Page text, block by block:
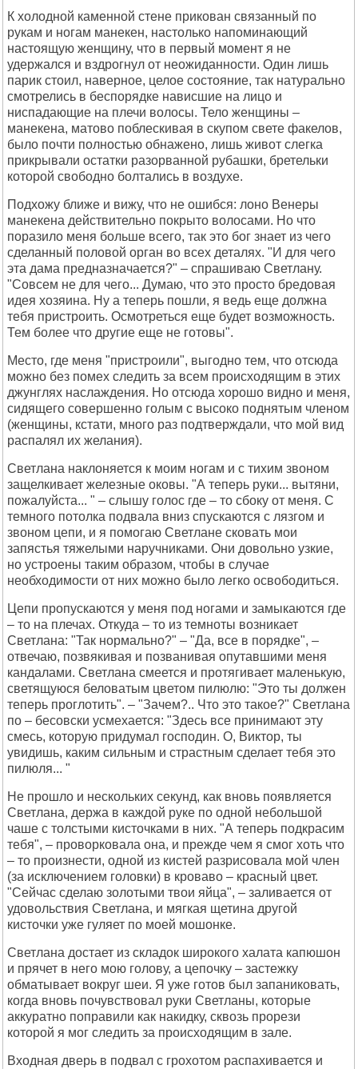
К холодной каменной стене прикован связанный по
рукам и ногам манекен, настолько напоминающий
настоящую женщину, что в первый момент я не
удержался и вздрогнул от неожиданности. Один лишь
парик стоил, наверное, целое состояние, так натурально
смотрелись в беспорядке нависшие на лицо и
ниспадающие на плечи волосы. Тело женщины –
манекена, матово поблескивая в скупом свете факелов,
было почти полностью обнажено, лишь живот слегка
прикрывали остатки разорванной рубашки, бретельки
которой свободно болтались в воздухе.
Подхожу ближе и вижу, что не ошибся: лоно Венеры
манекена действительно покрыто волосами. Но что
поразило меня больше всего, так это бог знает из чего
сделанный половой орган во всех деталях. "И для чего
эта дама предназначается?" – спрашиваю Светлану.
"Совсем не для чего... Думаю, что это просто бредовая
идея хозяина. Ну а теперь пошли, я ведь еще должна
тебя пристроить. Осмотреться еще будет возможность.
Тем более что другие еще не готовы".
Место, где меня "пристроили", выгодно тем, что отсюда
можно без помех следить за всем происходящим в этих
джунглях наслаждения. Но отсюда хорошо видно и меня,
сидящего совершенно голым с высоко поднятым членом
(женщины, кстати, много раз подтверждали, что мой вид
распалял их желания).
Светлана наклоняется к моим ногам и с тихим звоном
защелкивает железные оковы. "А теперь руки... вытяни,
пожалуйста... " – слышу голос где – то сбоку от меня. С
темного потолка подвала вниз спускаются с лязгом и
звоном цепи, и я помогаю Светлане сковать мои
запястья тяжелыми наручниками. Они довольно узкие,
но устроены таким образом, чтобы в случае
необходимости от них можно было легко освободиться.
Цепи пропускаются у меня под ногами и замыкаются где
– то на плечах. Откуда – то из темноты возникает
Светлана: "Так нормально?" – "Да, все в порядке", –
отвечаю, позвякивая и позванивая опутавшими меня
кандалами. Светлана смеется и протягивает маленькую,
светящуюся беловатым цветом пилюлю: "Это ты должен
теперь проглотить". – "Зачем?.. Что это такое?" Светлана
по – бесовски усмехается: "Здесь все принимают эту
смесь, которую придумал господин. О, Виктор, ты
увидишь, каким сильным и страстным сделает тебя это
пилюля... "
Не прошло и нескольких секунд, как вновь появляется
Светлана, держа в каждой руке по одной небольшой
чаше с толстыми кисточками в них. "А теперь подкрасим
тебя", – проворковала она, и прежде чем я смог хоть что
– то произнести, одной из кистей разрисовала мой член
(за исключением головки) в кроваво – красный цвет.
"Сейчас сделаю золотыми твои яйца", – заливается от
удовольствия Светлана, и мягкая щетина другой
кисточки уже гуляет по моей мошонке.
Светлана достает из складок широкого халата капюшон
и прячет в него мою голову, а цепочку – застежку
обматывает вокруг шеи. Я уже готов был запаниковать,
когда вновь почувствовал руки Светланы, которые
аккуратно поправили как накидку, сквозь прорези
которой я мог следить за происходящим в зале.
Входная дверь в подвал с грохотом распахивается и